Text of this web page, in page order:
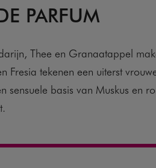
PARFUM
Thee en Granaatappel
Fresia tekenen een uiterst
sensuele basis van Muskus en